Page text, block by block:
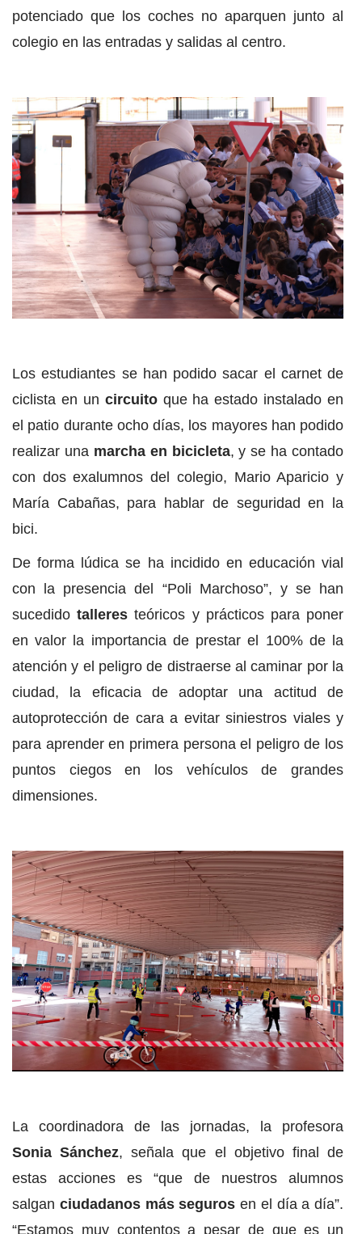
potenciado que los coches no aparquen junto al
colegio en las entradas y salidas al centro.
Los estudiantes se han podido sacar el carnet de
ciclista en un circuitoque ha estado instalado en
el patio durante ocho días, los mayores han podido
realizar una marcha en bicicleta, y se ha contado
con dos exalumnos del colegio, Mario Aparicio y
María Cabañas, para hablar de seguridad en la
bici.
De forma lúdica se ha incidido en educación vial
con la presencia del “Poli Marchoso”, y se han
sucedidotalleres teóricos y prácticos para poner
en valor la importancia de prestar el 100% de la
atención y el peligro de distraerse al caminar por la
ciudad, la eficacia de adoptar una actitud de
autoprotección de cara a evitar siniestros viales y
para aprender en primera persona el peligro de los
puntos ciegos en los vehículos de grandes
dimensiones.
La coordinadora de las jornadas, la profesora
Sonia Sánchez, señala que el objetivo final de
estas acciones es “que de nuestros alumnos
salgan ciudadanos más seguros en el día a día”.
“Estamos muy contentos a pesar de que es un